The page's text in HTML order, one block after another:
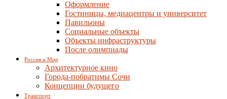
Оформление
Гостиницы, медиацентры и университет
Павильоны
Социальные объекты
Объекты инфраструктуры
После олимпиады
Россия и Мир
Архитектурное кино
Города-побратимы Сочи
Концепции будущего
Транспорт